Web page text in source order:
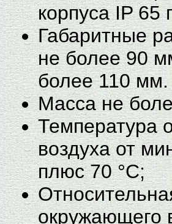
корпуса IP
Габаритные
не более 90
более 110 мм.
Масса не
Температура
воздуха от
плюс 70 °С;
окружающего